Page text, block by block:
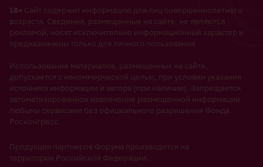
18+ Сайт содержит информацию для лиц совершеннолетнего
возраста. Сведения, размещенные на сайте, не являются
рекламой, носят исключительно информационный характер и
предназначены только для личного пользования
Использование материалов, размещенных на сайте,
допускается с некоммерческой целью, при условии указания
источника информации и автора (при наличии). Запрещается
автоматизированное извлечение размещенной информации
любыми сервисами без официального разрешения Фонда
Росконгресс.
Продукция партнеров Форума производится на
территории Российской Федерации.